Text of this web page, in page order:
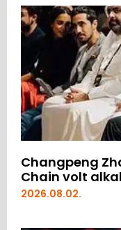
Changpeng
Chain volt
2026.08.02.